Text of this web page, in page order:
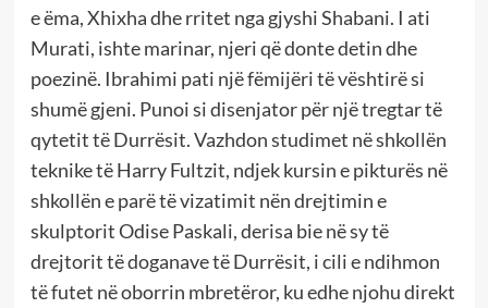
e ëma, Xhixha dhe rritet nga gjyshi Shabani. I ati
Murati, ishte marinar, njeri që donte detin dhe
poezinë. Ibrahimi pati një fëmijëri të vështirë si
shumë gjeni. Punoi si disenjator për një tregtar të
qytetit të Durrësit. Vazhdon studimet në shkollën
teknike të Harry Fultzit, ndjek kursin e pikturës në
shkollën e parë të vizatimit nën drejtimin e
skulptorit Odise Paskali, derisa bie në sy të
drejtorit të doganave të Durrësit, i cili e ndihmon
të futet në oborrin mbretëror, ku edhe njohu direkt